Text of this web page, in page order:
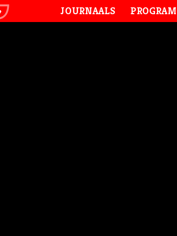
JOURNAALS